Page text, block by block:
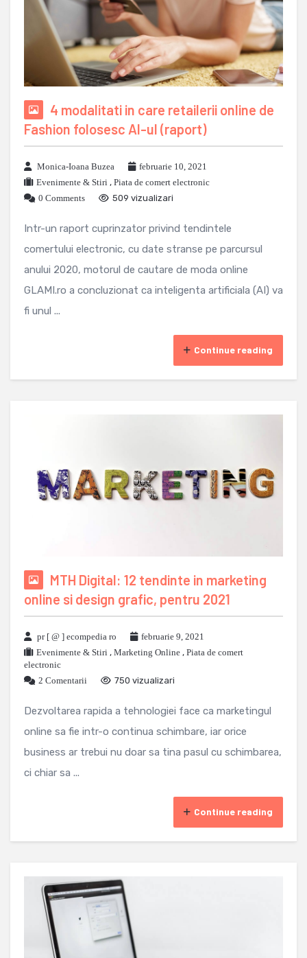
4 modalitati in care retailerii online de
Fashion folosesc AI-ul (raport)
Monica-Ioana Buzea
februarie 10, 2021
Evenimente & Stiri , Piata de comert electronic
0 Comments
509 vizualizari
Intr-un raport cuprinzator privind tendintele
comertului electronic, cu date stranse pe parcursul
anului 2020, motorul de cautare de moda online
GLAMI.ro a concluzionat ca inteligenta artificiala (AI) va
fi unul ...
Continue reading
MTH Digital: 12 tendinte in marketing
online si design grafic, pentru 2021
pr [ @ ] ecompedia ro
februarie 9, 2021
Evenimente & Stiri , Marketing Online , Piata de comert
electronic
2 Comentarii
750 vizualizari
Dezvoltarea rapida a tehnologiei face ca marketingul
online sa fie intr-o continua schimbare, iar orice
business ar trebui nu doar sa tina pasul cu schimbarea,
ci chiar sa ...
Continue reading